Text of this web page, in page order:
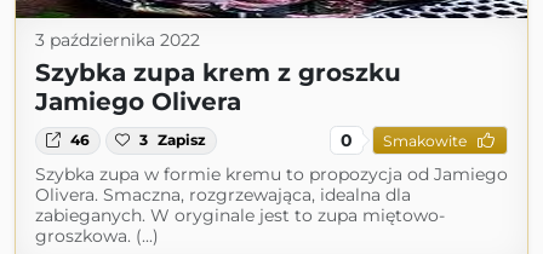
3 października 2022
Szybka zupa krem z groszku
Jamiego Olivera
46 3 Zapisz 0 Smakowite
Szybka zupa w formie kremu to propozycja od Jamiego
Olivera. Smaczna, rozgrzewająca, idealna dla
zabieganych. W oryginale jest to zupa miętowo-
groszkowa. (...)